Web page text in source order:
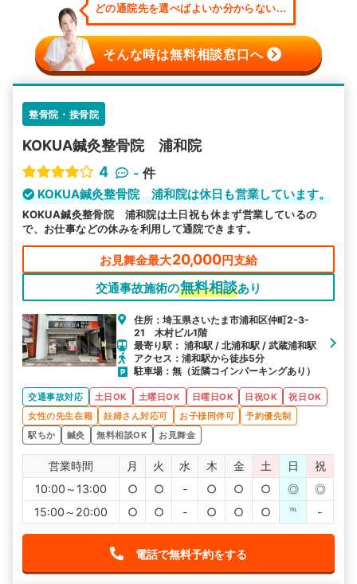
どの通院先を選べばよいか分からない...
そんな時は無料相談窓口へ
整骨院・接骨院
KOKUA鍼灸整骨院 浦和院
4
- 件
KOKUA鍼灸整骨院 浦和院は休日も営業しています。
KOKUA鍼灸整骨院 浦和院は土日祝も休まず営業しているの
で、お仕事などの休みを利用して通院できます。
お見舞金最大20,000円支給
交通事故施術の無料相談あり
住所：埼玉県さいたま市浦和区仲町2-3-
21 木村ビル1階
最寄り駅： 浦和駅 / 北浦和駅 / 武蔵浦和駅
アクセス：浦和駅から徒歩5分
駐車場：無（近隣コインパーキングあり）
交通事故対応 土日OK 土曜日OK 日曜日OK 日祝OK
祝日OK
女性の先生在籍
妊婦さん対応可 お子様同伴可
予約優先制
駅ちか
鍼灸 無料相談OK お見舞金
営業時間 月 火 水 木 金 土 日
祝
10:00～13:00
○ ○ - ○ ○ ○ ◎
◎
15:00～20:00
○ ○ - ○ ○ ○ ℡ -
電話で無料予約をする